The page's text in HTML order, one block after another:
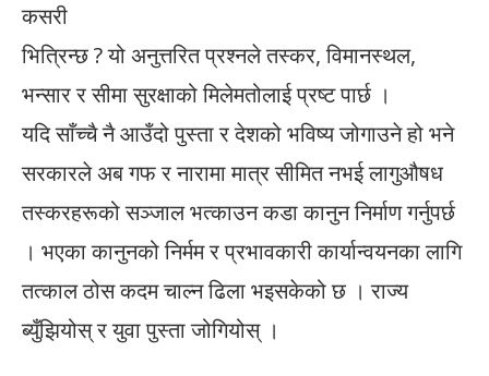
कसरी
भित्रिन्छ ? यो अनुत्तरित प्रश्नले तस्कर, विमानस्थल,
भन्सार र सीमा सुरक्षाको मिलेमतोलाई प्रष्ट पार्छ ।
यदि साँच्चै नै आउँदो पुस्ता र देशको भविष्य जोगाउने हो भने
सरकारले अब गफ र नारामा मात्र सीमित नभई लागुऔषध
तस्करहरूको सञ्जाल भत्काउन कडा कानुन निर्माण गर्नुपर्छ
। भएका कानुनको निर्मम र प्रभावकारी कार्यान्वयनका लागि
तत्काल ठोस कदम चाल्न ढिला भइसकेको छ । राज्य
ब्युँझियोस् र युवा पुस्ता जोगियोस् ।